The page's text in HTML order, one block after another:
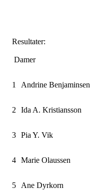
Resultater:
Damer
1 Andrine Benjaminsen
2 Ida A. Kristiansson
3 Pia Y. Vik
4 Marie Olaussen
5 Ane Dyrkorn